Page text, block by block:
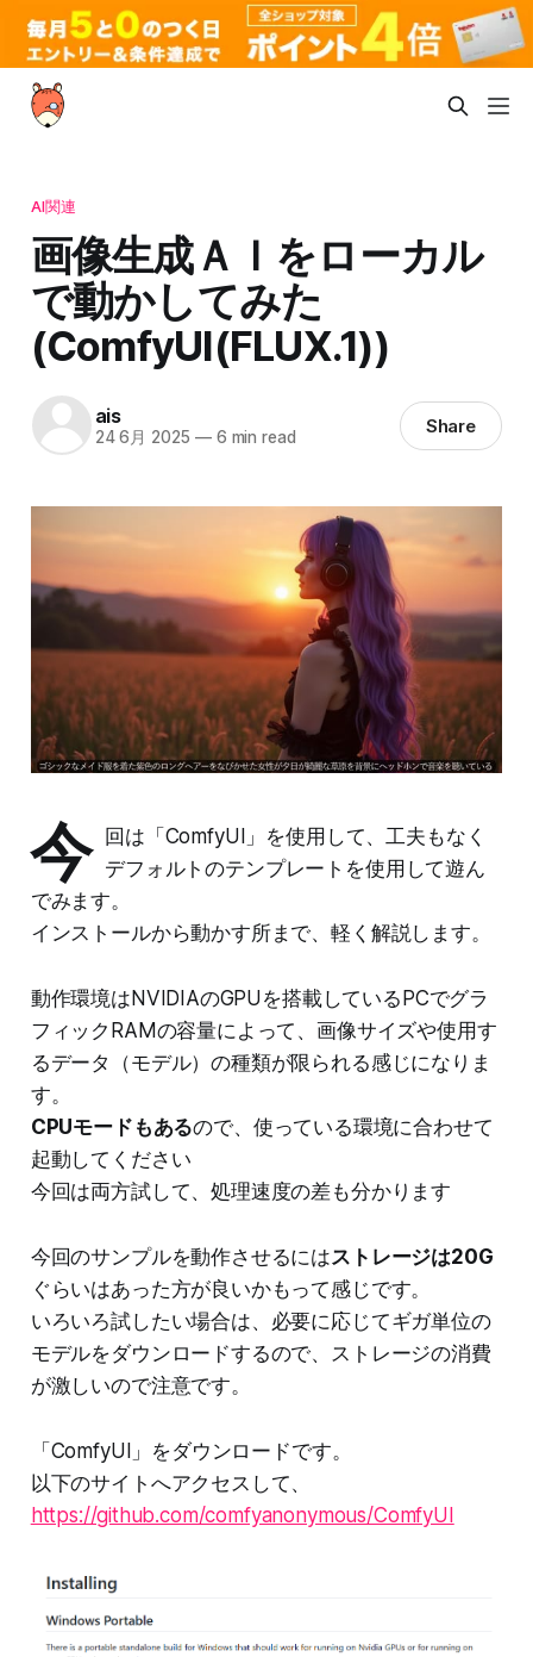
AI関連
画像生成ＡＩをローカル
で動かしてみた
(ComfyUI(FLUX.1))
ais
24 6月 2025 —6 min read Share
今 回は「ComfyUI」を使用して、工夫もなく
デフォルトのテンプレートを使用して遊ん
でみます。
インストールから動かす所まで、軽く解説します。
動作環境はNVIDIAのGPUを搭載しているPCでグラ
フィックRAMの容量によって、画像サイズや使用す
るデータ（モデル）の種類が限られる感じになりま
す。
CPUモードもあるので、使っている環境に合わせて
起動してください
今回は両方試して、処理速度の差も分かります
今回のサンプルを動作させるにはストレージは20G
ぐらいはあった方が良いかもって感じです。
いろいろ試したい場合は、必要に応じてギガ単位の
モデルをダウンロードするので、ストレージの消費
が激しいので注意です。
「ComfyUI」をダウンロードです。
以下のサイトへアクセスして、
https://github.com/comfyanonymous/ComfyUI